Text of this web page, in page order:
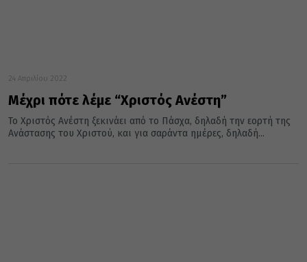
24 Απριλίου 2022
Μέχρι πότε λέμε “Χριστός Ανέστη”
Το Χριστός Ανέστη ξεκινάει από το Πάσχα, δηλαδή την εορτή της
Ανάστασης του Χριστού, και για σαράντα ημέρες, δηλαδή...